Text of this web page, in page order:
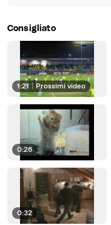
Consigliato
1:21 Prossimi video
0:26
0:32